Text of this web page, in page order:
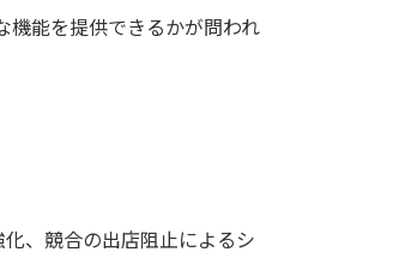
機能を提供できるかが問われ
、競合の出店阻止によるシ